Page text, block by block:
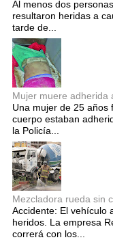
Al menos dos
resultaron heridas a
tarde de...
Mujer muere adherida
Una mujer de 25 años
cuerpo estaban
la Policía...
Mezcladora rueda sin
Accidente: El vehículo
heridos. La empresa
correrá con los...